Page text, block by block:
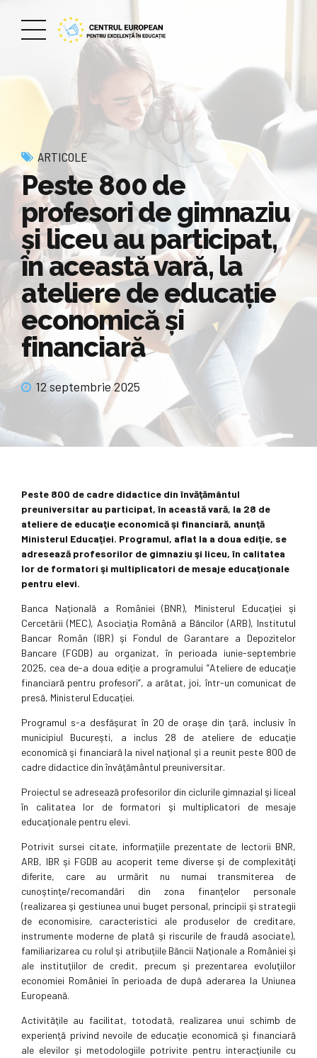
ARTICOLE
Peste 800 de
profesori de gimnaziu
şi liceu au participat,
în această vară, la
ateliere de educaţie
economică şi
financiară
12 septembrie 2025
Peste 800 de cadre didactice din învăţământul
preuniversitar au participat, în această vară, la 28 de
ateliere de educaţie economică şi financiară, anunţă
Ministerul Educaţiei. Programul, aflat la a doua ediţie, se
adresează profesorilor de gimnaziu şi liceu, în calitatea
lor de formatori şi multiplicatori de mesaje educaţionale
pentru elevi.
Banca Naţională a României (BNR), Ministerul Educaţiei şi
Cercetării (MEC), Asociaţia Română a Băncilor (ARB), Institutul
Bancar Român (IBR) şi Fondul de Garantare a Depozitelor
Bancare (FGDB) au organizat, în perioada iunie-septembrie
2025, cea de-a doua ediţie a programului ”Ateliere de educaţie
financiară pentru profesori”, a arătat, joi, într-un comunicat de
presă, Ministerul Educaţiei.
Programul s-a desfăşurat în 20 de oraşe din ţară, inclusiv în
municipiul Bucureşti, a inclus 28 de ateliere de educaţie
economică şi financiară la nivel naţional şi a reunit peste 800 de
cadre didactice din învăţământul preuniversitar.
Proiectul se adresează profesorilor din ciclurile gimnazial şi liceal
în calitatea lor de formatori şi multiplicatori de mesaje
educaţionale pentru elevi.
Potrivit sursei citate, informaţiile prezentate de lectorii BNR,
ARB, IBR şi FGDB au acoperit teme diverse şi de complexităţi
diferite, care au urmărit nu numai transmiterea de
cunoştinţe/recomandări din zona finanţelor personale
(realizarea şi gestiunea unui buget personal, principii şi strategii
de economisire, caracteristici ale produselor de creditare,
instrumente moderne de plată şi riscurile de fraudă asociate),
familiarizarea cu rolul şi atribuţiile Băncii Naţionale a României şi
ale instituţiilor de credit, precum şi prezentarea evoluţiilor
economiei României în perioada de după aderarea la Uniunea
Europeană.
Activităţile au facilitat, totodată, realizarea unui schimb de
experienţă privind nevoile de educaţie economică şi financiară
ale elevilor şi metodologiile potrivite pentru interacţiunile cu